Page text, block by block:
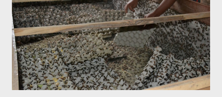
Jangkrik akan di jual dan di gunakan sebagai sumber pakan
binatang peliharaan seperti; burung, ikan hias, musang,
garangan, ular, aneka reptil, dan masih banyak lagi manfaat
lainnya. Cara Ternak Jangkrik Paling Mudah Pasti Panen untuk
Pemula Dalam cara ternak...